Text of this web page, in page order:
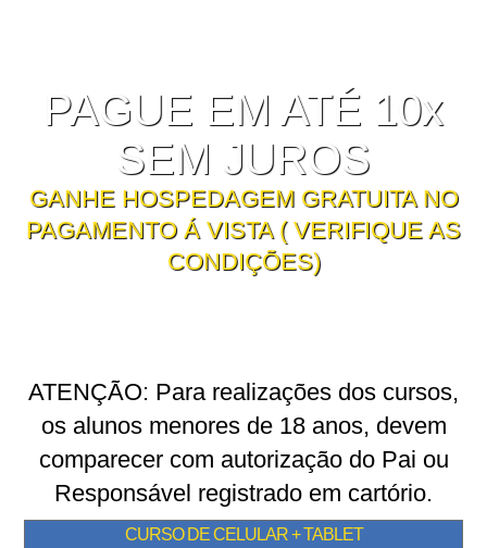
PAGUE EM ATÉ 10x
SEM JUROS
GANHE HOSPEDAGEM GRATUITA NO
PAGAMENTO Á VISTA ( VERIFIQUE AS
CONDIÇÕES)
ATENÇÃO: Para realizações dos cursos,
os alunos menores de 18 anos, devem
comparecer com autorização do Pai ou
Responsável registrado em cartório.
CURSO DE CELULAR + TABLET